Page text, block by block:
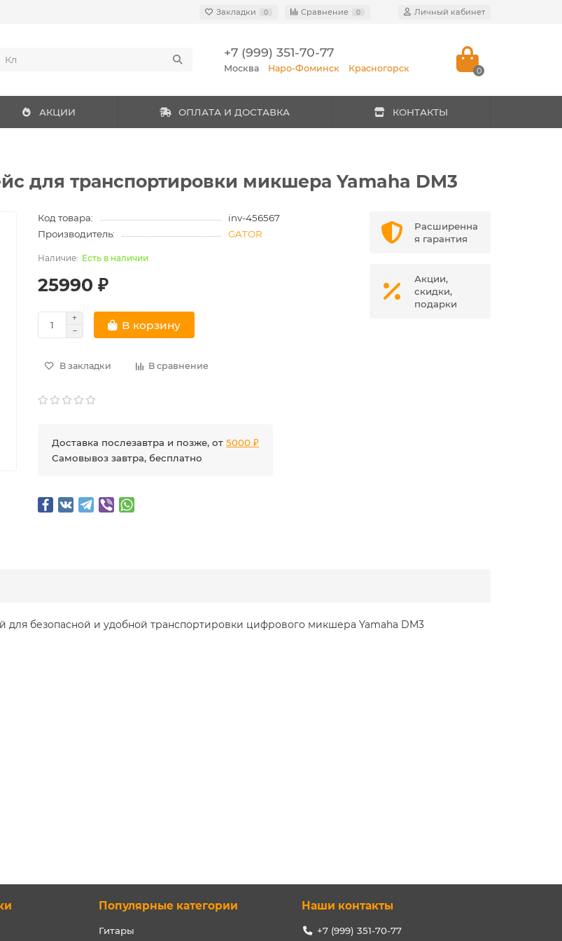
Закладки 0 Сравнение 0 Личный кабинет
+7 (999) 351-70-77
Москва Наро-Фоминск Красногорск 0
АКЦИИ ОПЛАТА И ДОСТАВКА КОНТАКТЫ
для транспортировки микшера Yamaha DM3
Код товара:
inv-456567
Производитель:
GATOR
Есть в наличии
25990 ₽
В корзину
В закладки В сравнение
Доставка послезавтра и позже, от5000 ₽
Самовывоз завтра, бесплатно
Расширенна
я гарантия
Акции,
скидки,
подарки
для безопасной и удобной транспортировки цифрового микшера Yamaha DM3
Популярные категории
Гитары
Наши контакты
+7 (999) 351-70-77